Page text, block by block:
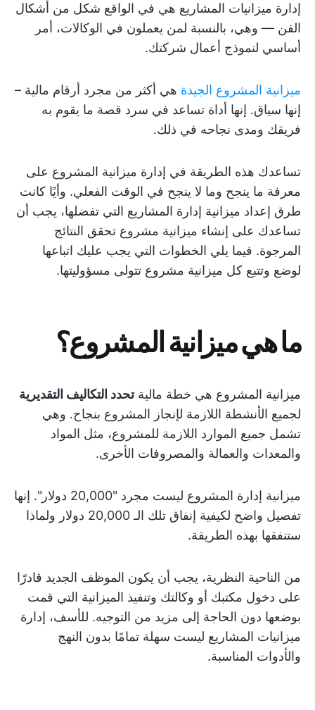
إدارة ميزانيات المشاريع هي في الواقع شكل من أشكال
الفن — وهي، بالنسبة لمن يعملون في الوكالات، أمر
أساسي لنموذج أعمال شركتك.
ميزانية المشروع الجيدة هي أكثر من مجرد أرقام مالية –
إنها سياق. إنها أداة تساعد في سرد قصة ما يقوم به
فريقك ومدى نجاحه في ذلك.
تساعدك هذه الطريقة في إدارة ميزانية المشروع على
معرفة ما ينجح وما لا ينجح في الوقت الفعلي. وأيًا كانت
طرق إعداد ميزانية إدارة المشاريع التي تفضلها، يجب أن
تساعدك على إنشاء ميزانية مشروع تحقق النتائج
المرجوة. فيما يلي الخطوات التي يجب عليك اتباعها
لوضع وتتبع كل ميزانية مشروع تتولى مسؤوليتها.
ما هي ميزانية المشروع؟
ميزانية المشروع هي خطة ماليةتحدد التكاليف التقديرية
لجميع الأنشطة اللازمة لإنجاز المشروع بنجاح. وهي
تشمل جميع الموارد اللازمة للمشروع، مثل المواد
والمعدات والعمالة والمصروفات الأخرى.
ميزانية إدارة المشروع ليست مجرد "20,000 دولار". إنها
تفصيل واضح لكيفية إنفاق تلك الـ 20,000 دولار ولماذا
ستنفقها بهذه الطريقة.
من الناحية النظرية، يجب أن يكون الموظف الجديد قادرًا
على دخول مكتبك أو وكالتك وتنفيذ الميزانية التي قمت
بوضعها دون الحاجة إلى مزيد من التوجيه. للأسف، إدارة
ميزانيات المشاريع ليست سهلة تمامًا بدون النهج
والأدوات المناسبة.